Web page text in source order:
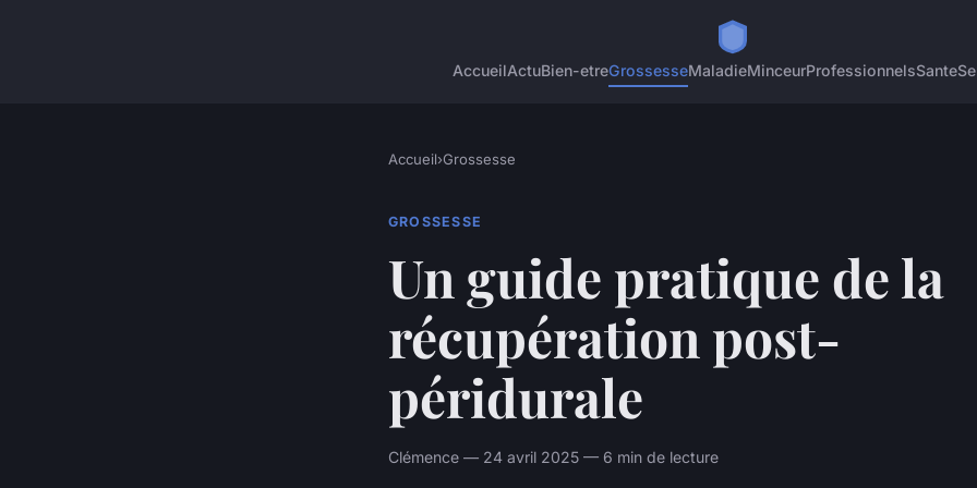
AccueilActuBien-etreGrossesseMaladieMinceurProfessionnelsSante
Accueil›Grossesse
GROSSESSE
Un guide pratique de la
récupération post-
péridurale
Clémence — 24 avril 2025 — 6 min de lecture